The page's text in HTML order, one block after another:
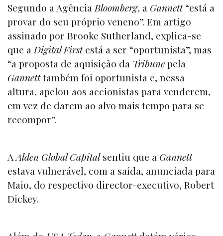
Segundo a Agência Bloomberg, a Gannett“está a
provar do seu próprio veneno”. Em artigo
assinado por Brooke Sutherland, explica-se
que a Digital Firstestá a ser “oportunista”, mas
“a proposta de aquisição da Tribunepela
Gannetttambém foi oportunista e, nessa
altura, apelou aos accionistas para venderem,
em vez de darem ao alvo mais tempo para se
recompor”.
AAlden Global Capitalsentiu que a Gannett
estava vulnerável, com a saída, anunciada para
Maio, do respectivo director-executivo, Robert
Dickey.